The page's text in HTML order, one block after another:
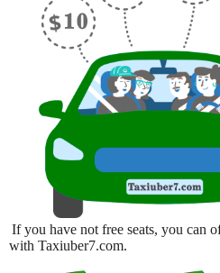
If you have not free seats, you can
with Taxiuber7.com.